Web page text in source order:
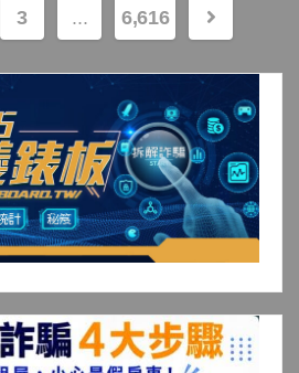
3 ... 6,616